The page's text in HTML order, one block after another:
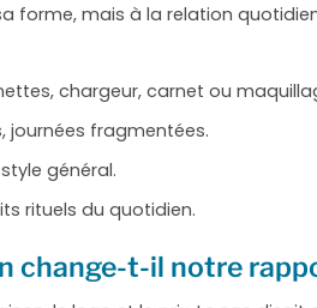
forme, mais à la relation
chargeur, carnet ou
journées fragmentées.
général.
rituels du quotidien.
change-t-il notre